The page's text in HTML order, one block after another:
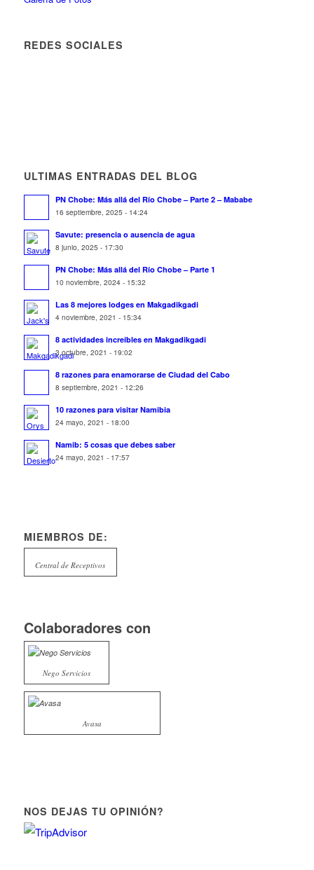
REDES SOCIALES
ULTIMAS ENTRADAS DEL BLOG
PN Chobe: Más allá del Río Chobe – Parte 2 – Mababe
16 septiembre, 2025 - 14:24
Savute: presencia o ausencia de agua
8 junio, 2025 - 17:30
PN Chobe: Más allá del Río Chobe – Parte 1
10 noviembre, 2024 - 15:32
Las 8 mejores lodges en Makgadikgadi
4 noviembre, 2021 - 15:34
8 actividades increíbles en Makgadikgadi
3 octubre, 2021 - 19:02
8 razones para enamorarse de Ciudad del Cabo
8 septiembre, 2021 - 12:26
10 razones para visitar Namibia
24 mayo, 2021 - 18:00
Namib: 5 cosas que debes saber
24 mayo, 2021 - 17:57
MIEMBROS DE:
Central de Receptivos
Colaboradores con
Nego Servicios
Avasa
NOS DEJAS TU OPINIÓN?